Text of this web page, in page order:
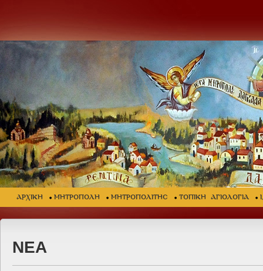
ΑΡΧΙΚΗ ΜΗΤΡΟΠΟΛΗ ΜΗΤΡΟΠΟΛΙΤΗΣ ΤΟΠΙΚΗ ΑΓΙΟΛΟΓΙΑ
ΝΕΑ